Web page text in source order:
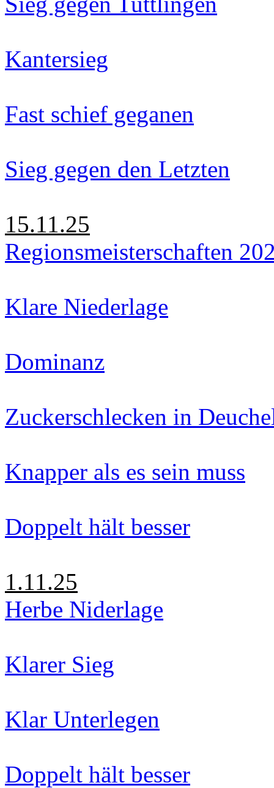
Kantersieg
Fast schief geganen
Sieg gegen den Letzten
15.11.25
Regionsmeisterschaften
Klare Niederlage
Dominanz
Zuckerschlecken in
Knapper als es sein muss
Doppelt hält besser
1.11.25
Herbe Niderlage
Klarer Sieg
Klar Unterlegen
Doppelt hält besser